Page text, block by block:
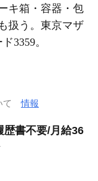
キ箱・容器・包
扱う。東京マザ
3359。
いて情報
歴書不要/月給36